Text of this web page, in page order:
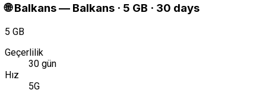
🌐 Balkans— Balkans · 5 GB · 30 days
5 GB
Geçerlilik
30 gün
Hız
5G